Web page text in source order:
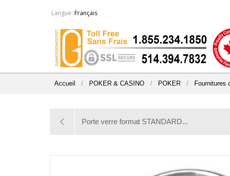
Langue: Français
Accueil / POKER & CASINO / POKER / Fournitures
Porte verre format STANDARD...